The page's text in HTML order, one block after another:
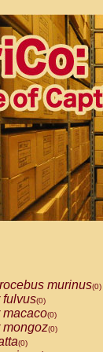
murinus(0)
fulvus(0)
macaco(0)
mongoz(0)
(0)